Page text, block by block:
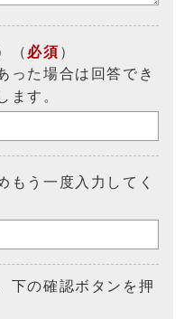
（ 必須 ）
った場合は回答でき
ます。
もう一度入力してく
下の確認ボタンを押